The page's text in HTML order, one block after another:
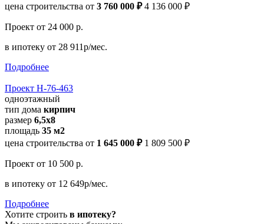
цена строительства от 3 760 000 ₽ 4 136 000 ₽
Проект от 24 000 р.
в ипотеку от 28 911р/мес.
Подробнее
Проект Н-76-463
одноэтажный
тип дома кирпич
размер 6,5х8
площадь 35 м2
цена строительства от 1 645 000 ₽ 1 809 500 ₽
Проект от 10 500 р.
в ипотеку от 12 649р/мес.
Подробнее
Хотите строить в ипотеку?